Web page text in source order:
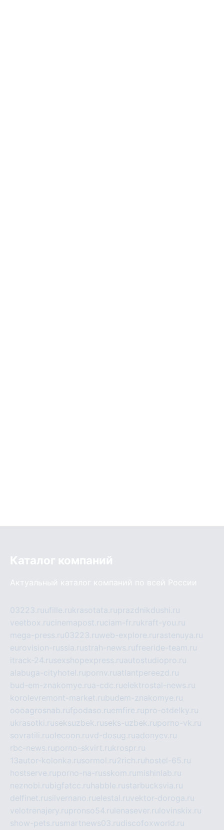
Каталог компаний
Актуальный каталог компаний по всей России
03223.ruufille.rukrasotata.ruprazdnikdushi.ru
veetbox.rucinemapost.ruciam-fr.rukraft-you.ru
mega-press.ru03223.ruweb-explore.ru rastenuya.ru
eurovision-russia.rustrah-news.rufreeride-team.ru
itrack-24.rusexshopexpress.ruautostudiopro.ru
alabuga-cityhotel.rupornv.ruatlantpereezd.ru
bud-em-znakomye.rua-cdc.ruelektrostal-news.ru
korolevremont-market.rubudem-znakomye.ru
oooagrosnab.rufpodaso.ruemfire.rupro-otdelky.ru
ukrasotki.ruseksuzbek.ruseks-uzbek.ruporno-vk.ru
sovratili.ruolecoon.ruvd-dosug.ruadonyev.ru
rbc-news.ruporno-skvirt.rukrospr.ru
13autor-kolonka.rusormol.ru2rich.ru hostel-65.ru
hostserve.ruporno-na-russkom.ru mishinlab.ru
neznobi.rubigfatcc.ru habble.rustarbucksvia.ru
delfinet.rusilvernano.ruelestal.ruvektor-doroga.ru
velotrenajery.rupronso54.ru lenasever.ru lovinskix.ru
show-pets.rusmartnews03.rudiscofoxworld.ru